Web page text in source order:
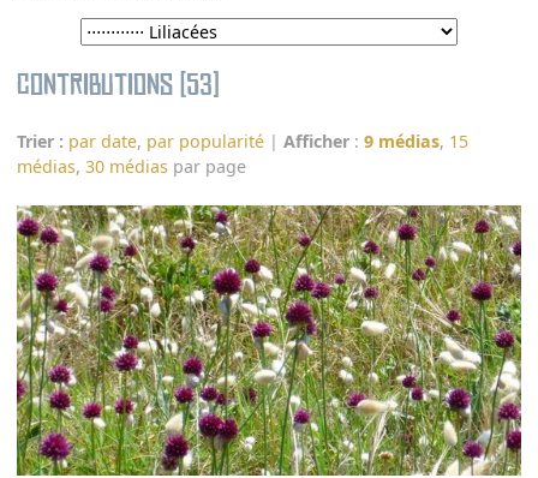
Contributions (53)
Trier : par date, par popularité |Afficher :9 médias, 15
médias,30 médias par page